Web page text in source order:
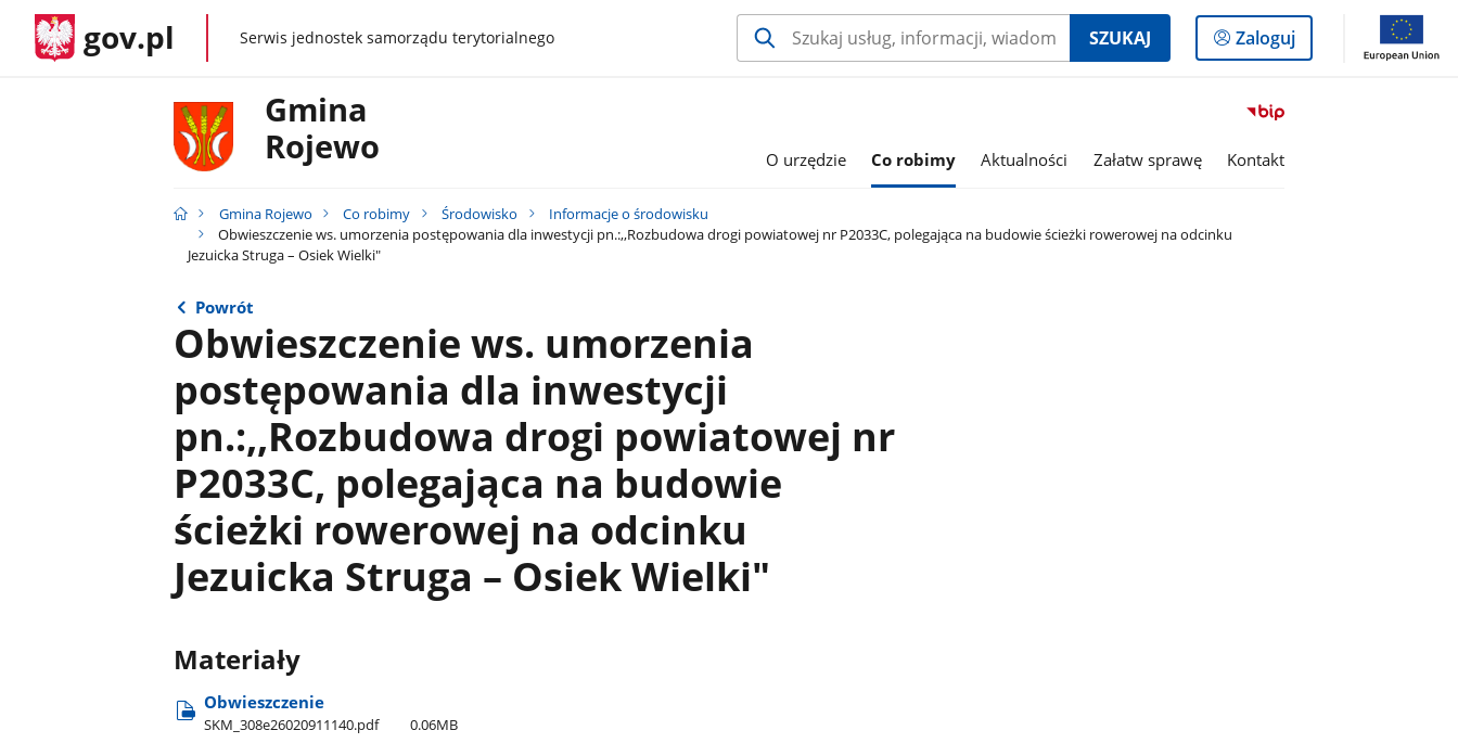
gov.pl gov.plSerwis jednostek samorządu terytorialnego SZUKAJ
Logowanie
do
Zaloguj
Przejdź
serwisu
Gmina
Rojewo
O urzędzie Co robimy Aktualności Załatw sprawę Kontakt
Gmina Rojewo Co robimy Środowisko
Informacje o środowisku
Obwieszczenie ws. umorzenia postępowania dla inwestycji pn.:,,Rozbudowa drogi powiatowej nr P2033C, polegająca na budowie ścieżki rowerowej na odcinku
Jezuicka Struga – Osiek Wielki"
Powrót
Obwieszczenie ws. umorzenia
postępowania dla inwestycji
pn.:,,Rozbudowa drogi powiatowej nr
P2033C, polegająca na budowie
ścieżki rowerowej na odcinku
Jezuicka Struga – Osiek Wielki"
Materiały
Obwieszczenie
SKM​_308e26020911140.pdf 0.06MB